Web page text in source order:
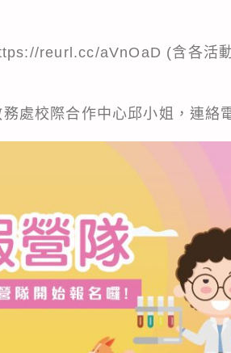
reurl.cc/aVnOaD (含各活
處校際合作中心邱小姐，連絡